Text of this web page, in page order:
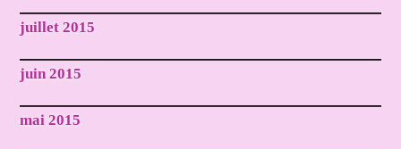
juillet 2015
juin 2015
mai 2015